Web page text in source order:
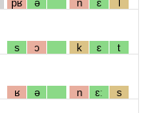
pʁ ə n ɛ l
s ɔ k ɛ t
ʁ ə n ɛː s